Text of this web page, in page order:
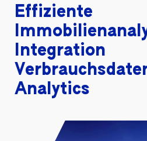
Effiziente
Integration
Analytics